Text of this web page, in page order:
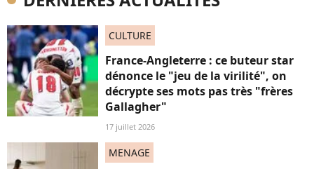
CULTURE
France-Angleterre : ce buteur star
dénonce le "jeu de la virilité", on
décrypte ses mots pas très "frères
Gallagher"
17 juillet 2026
MENAGE